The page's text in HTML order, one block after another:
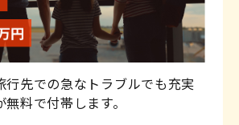
行先での急なトラブルでも充実
料で付帯します。